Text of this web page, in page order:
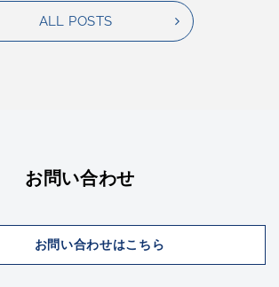
ALL POSTS
お問い合わせ
お問い合わせはこちら